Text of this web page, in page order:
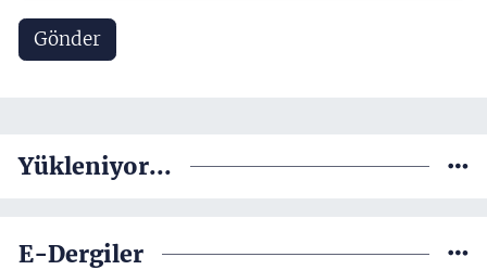
Gönder
Yükleniyor...
E-Dergiler